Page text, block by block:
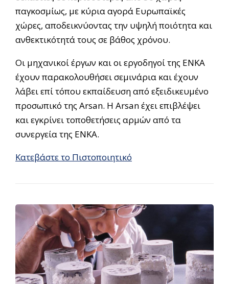
παγκοσμίως, με κύρια αγορά Ευρωπαϊκές
χώρες, αποδεικνύοντας την υψηλή ποιότητα και
ανθεκτικότητά τους σε βάθος χρόνου.
Οι μηχανικοί έργων και οι εργοδηγοί της ΕΝΚΑ
έχουν παρακολουθήσει σεμινάρια και έχουν
λάβει επί τόπου εκπαίδευση από εξειδικευμένο
προσωπικό της Arsan. Η Arsan έχει επιβλέψει
και εγκρίνει τοποθετήσεις αρμών από τα
συνεργεία της ΕΝΚΑ.
Κατεβάστε το Πιστοποιητικό